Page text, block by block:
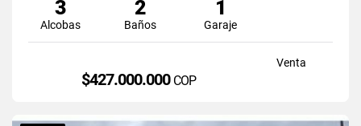
3
Alcobas
2
Baños
1
Garaje
Venta
$427.000.000 COP